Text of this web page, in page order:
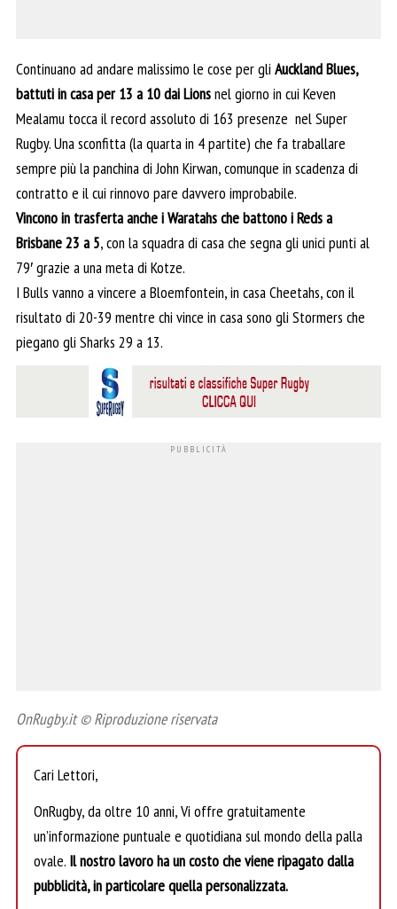
Continuano ad andare malissimo le cose per gli Auckland Blues,
battuti in casa per 13 a 10 dai Lionsnel giorno in cui Keven
Mealamu tocca il record assoluto di 163 presenze nel Super
Rugby. Una sconfitta (la quarta in 4 partite) che fa traballare
sempre più la panchina di John Kirwan, comunque in scadenza di
contratto e il cui rinnovo pare davvero improbabile.
Vincono in trasferta anche i Waratahs che battono i Reds a
Brisbane 23 a 5, con la squadra di casa che segna gli unici punti al
79′ grazie a una meta di Kotze.
I Bulls vanno a vincere a Bloemfontein, in casa Cheetahs, con il
risultato di 20-39 mentre chi vince in casa sono gli Stormers che
piegano gli Sharks 29 a 13.
OnRugby.it © Riproduzione riservata
Cari Lettori,
OnRugby, da oltre 10 anni, Vi offre gratuitamente
un’informazione puntuale e quotidiana sul mondo della palla
ovale. Il nostro lavoro ha un costo che viene ripagato dalla
pubblicità, in particolare quella personalizzata.